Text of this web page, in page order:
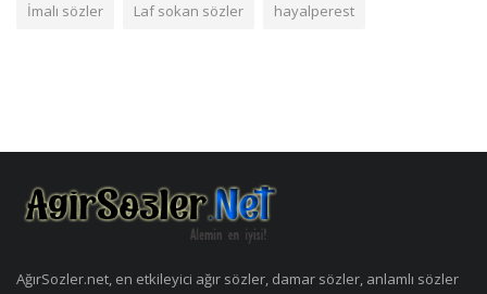
İmalı sözler Laf sokan sözler hayalperest
AğırSozler.net, en etkileyici ağır sözler, damar sözler, anlamlı sözler